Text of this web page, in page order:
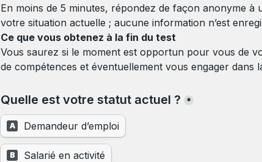
En moins de 5 minutes, répondez de façon anonyme à
votre situation actuelle ; aucune information n’est
Ce que vous obtenez à la fin du test
Vous saurez si le moment est opportun pour vous de
de compétences et éventuellement vous engager dans
Quelle est votre statut actuel ? *
A Demandeur d’emploi
B Salarié en activité